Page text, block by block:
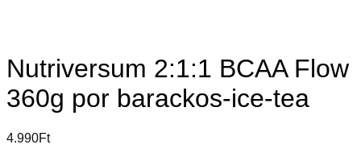
Nutriversum 2:1:1 BCAA Flow
360g por barackos-ice-tea
4.990Ft